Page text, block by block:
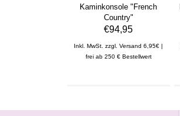
Kaminkonsole "French
Country"
€94,95
Inkl. MwSt. zzgl. Versand 6,95€ |
frei ab 250 € Bestellwert